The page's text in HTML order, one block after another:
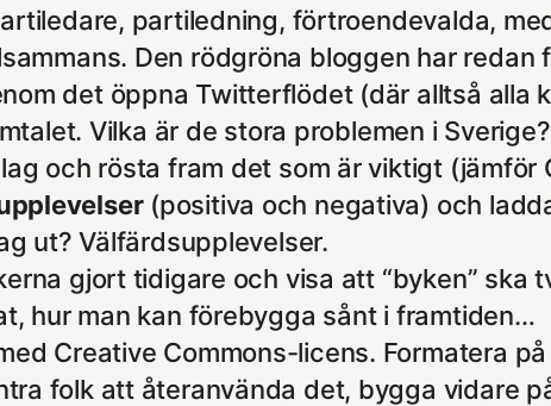
partiledning, förtroendevalda,
Den rödgröna bloggen har
det öppna Twitterflödet (där alltså alla
Vilka är de stora problemen i
och rösta fram det som är viktigt (jämför
(positiva och negativa) och
ut? Välfärdsupplevelser.
gjort tidigare och visa att “byken” ska
hur man kan förebygga sånt i framtiden…
Creative Commons-licens. Formatera
folk att återanvända det, bygga vidare